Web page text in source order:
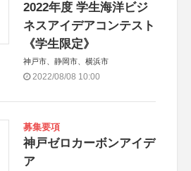
2022年度 学生海洋ビジ
ネスアイデアコンテスト
《学生限定》
神戸市、静岡市、横浜市
2022/08/08 10:00
募集要項
神戸ゼロカーボンアイデ
ア